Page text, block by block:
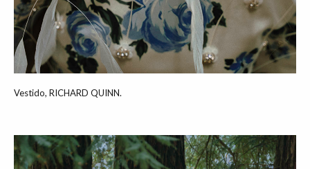
Vestido, RICHARD QUINN.